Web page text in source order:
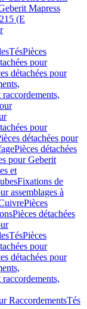
Mapress
(E
TésPièces
pour
détachées pour
pour
détachées pour
Pièces détachées
pour Geberit
et
Fixations de
assemblages à
Pièces
Pièces détachées
TésPièces
pour
détachées pour
RaccordementsTés